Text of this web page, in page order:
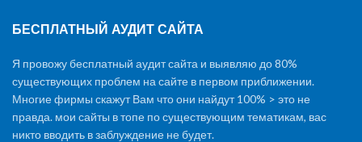
БЕСПЛАТНЫЙ АУДИТ САЙТА
Я провожу бесплатный аудит сайта и выявляю до 80%
существующих проблем на сайте в первом приближении.
Многие фирмы скажут Вам что они найдут 100% > это не
правда. мои сайты в топе по существующим тематикам, вас
никто вводить в заблуждение не будет.